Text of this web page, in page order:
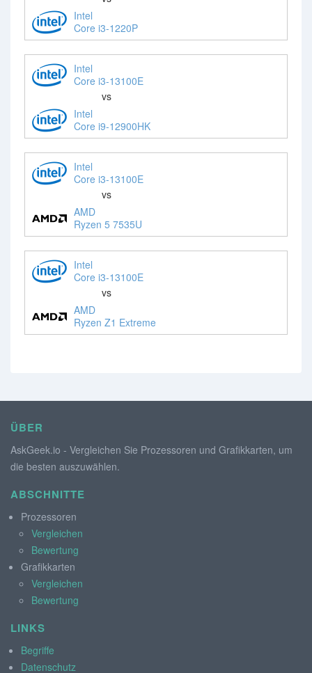
Intel
Core i3-1220P
Intel
Core i3-13100E
vs
Intel
Core i9-12900HK
Intel
Core i3-13100E
vs
AMD
Ryzen 5 7535U
Intel
Core i3-13100E
vs
AMD
Ryzen Z1 Extreme
ÜBER
AskGeek.io - Vergleichen Sie Prozessoren und Grafikkarten, um
die besten auszuwählen.
ABSCHNITTE
Prozessoren
Vergleichen
Bewertung
Grafikkarten
Vergleichen
Bewertung
LINKS
Begriffe
Datenschutz